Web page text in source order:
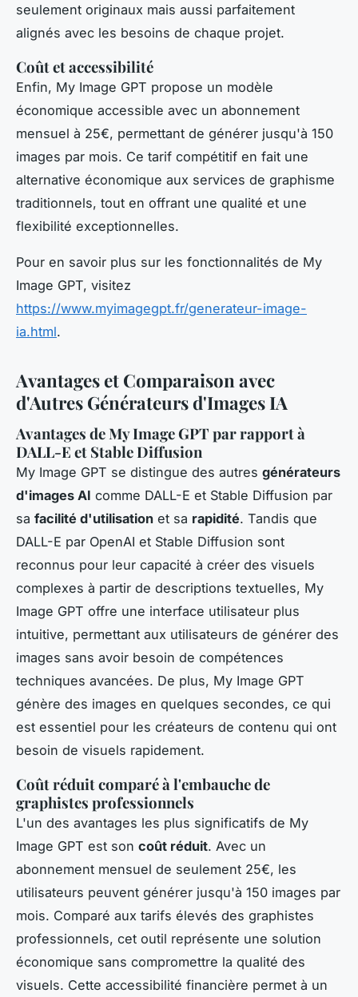
seulement originaux mais aussi parfaitement
alignés avec les besoins de chaque projet.
Coût et accessibilité
Enfin, My Image GPT propose un modèle
économique accessible avec un abonnement
mensuel à 25€, permettant de générer jusqu'à 150
images par mois. Ce tarif compétitif en fait une
alternative économique aux services de graphisme
traditionnels, tout en offrant une qualité et une
flexibilité exceptionnelles.
Pour en savoir plus sur les fonctionnalités de My
Image GPT, visitez
https://www.myimagegpt.fr/generateur-image-
ia.html.
Avantages et Comparaison avec
d'Autres Générateurs d'Images IA
Avantages de My Image GPT par rapport à
DALL-E et Stable Diffusion
My Image GPT se distingue des autres générateurs
d'images AI comme DALL-E et Stable Diffusion par
sa facilité d'utilisation et sa rapidité. Tandis que
DALL-E par OpenAI et Stable Diffusion sont
reconnus pour leur capacité à créer des visuels
complexes à partir de descriptions textuelles, My
Image GPT offre une interface utilisateur plus
intuitive, permettant aux utilisateurs de générer des
images sans avoir besoin de compétences
techniques avancées. De plus, My Image GPT
génère des images en quelques secondes, ce qui
est essentiel pour les créateurs de contenu qui ont
besoin de visuels rapidement.
Coût réduit comparé à l'embauche de
graphistes professionnels
L'un des avantages les plus significatifs de My
Image GPT est son coût réduit. Avec un
abonnement mensuel de seulement 25€, les
utilisateurs peuvent générer jusqu'à 150 images par
mois. Comparé aux tarifs élevés des graphistes
professionnels, cet outil représente une solution
économique sans compromettre la qualité des
visuels. Cette accessibilité financière permet à un